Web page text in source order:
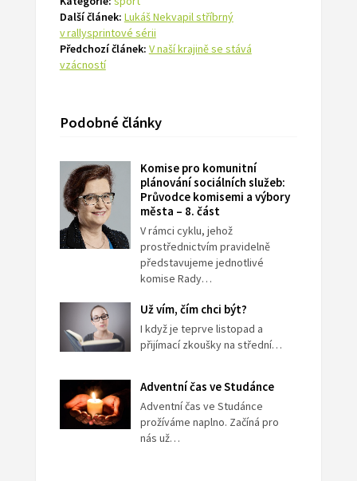
Další článek: Lukáš Nekvapil stříbrný
v rallysprintové sérii
Předchozí článek: V naší krajině se stává
vzácností
Podobné články
Komise pro komunitní
plánování sociálních služeb:
Průvodce komisemi a výbory
města – 8. část
V rámci cyklu, jehož
prostřednictvím pravidelně
představujeme jednotlivé
komise Rady…
Už vím, čím chci být?
I když je teprve listopad a
přijímací zkoušky na střední…
Adventní čas ve Studánce
Adventní čas ve Studánce
prožíváme naplno. Začíná pro
nás už…